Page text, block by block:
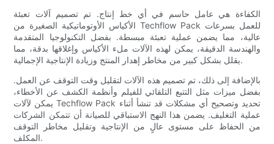
الكفاءة هي عامل حاسم في أي خط إنتاج. تم تصميم آلات تعبئة
الأكياس الأوتوماتيكية الصغيرة من Techflow Pack للعمل بسرعات
عالية، مما يضمن عملية تعبئة مبسطة. بفضل التكنولوجيا المتقدمة
والهندسة الدقيقة، يمكن لهذه الآلات ملء الأكياس وإغلاقها بدقة، مما
يقلل بشكل كبير من مخاطر إهدار المنتج وزيادة الإنتاجية الإجمالية.
بالإضافة إلى ذلك، تم تصميم هذه الآلات لتقليل وقت التوقف عن العمل.
بفضل ميزات مثل التتبع التلقائي للفيلم وأنظمة الكشف عن الأخطاء،
يمكن لآلات Techflow Pack تحديد وتصحيح أي مشكلات قد تنشأ أثناء
عملية التغليف. يضمن هذا النهج الاستباقي للصيانة أن تتمكن الشركات
من الحفاظ على مستوى عالٍ من الإنتاجية وتقليل مخاطر التوقف
المكلف.